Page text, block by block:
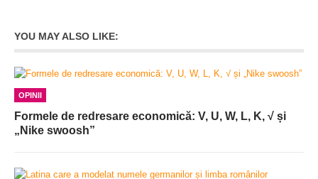
YOU MAY ALSO LIKE:
OPINII
Formele de redresare economică: V, U, W, L, K, √ și
„Nike swoosh”